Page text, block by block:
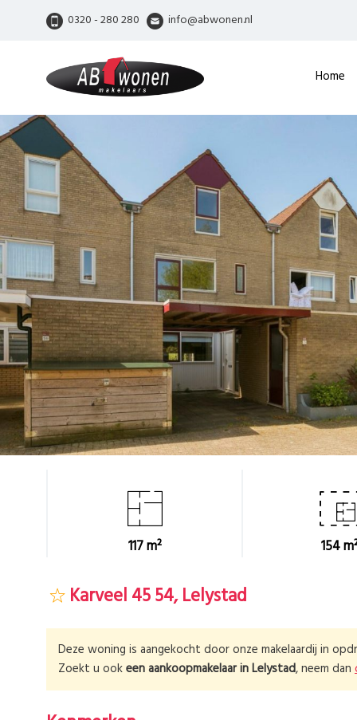
0320 - 280 280 info@abwonen.nl
Home
117 m² 154
Karveel 45 54, Lelystad
Deze woning is aangekocht door onze makelaardij in
Zoekt u ookeen aankoopmakelaar inLelystad, neem dan